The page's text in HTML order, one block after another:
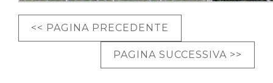
<< PAGINA PRECEDENTE
PAGINA SUCCESSIVA >>